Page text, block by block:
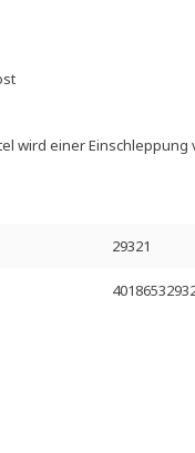
wird einer
29321